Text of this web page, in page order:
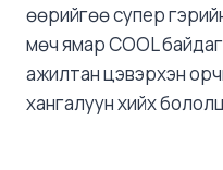
өөрийгөө супер
мөч ямар COOL байдаг
ажилтан цэвэрхэн
хангалуун хийх